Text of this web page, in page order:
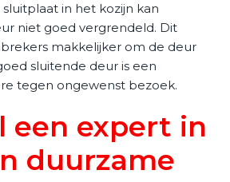
in het kozijn kan
niet goed vergrendeld. Dit
makkelijker om de deur
sluitende deur is een
tegen ongewenst bezoek.
een expert in
duurzame